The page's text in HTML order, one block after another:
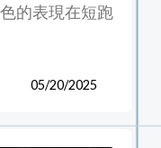
的表現在短跑
05/20/2025